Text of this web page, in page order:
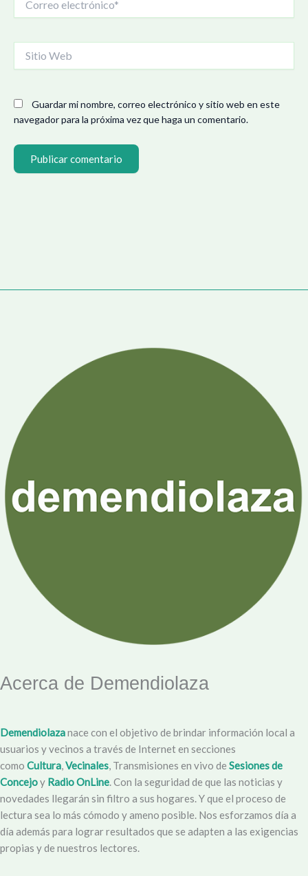
electrónico*
Web
Guardar mi nombre, correo electrónico y sitio web en este
navegador para la próxima vez que haga un comentario.
Acerca de Demendiolaza
Demendiolazanace con el objetivo de brindar información local a
usuarios y vecinos a través de Internet en secciones
como Cultura,Vecinales, Transmisiones en vivo de Sesiones de
Concejoy Radio OnLine. Con la seguridad de que las noticias y
novedades llegarán sin filtro a sus hogares. Y que el proceso de
lectura sea lo más cómodo y ameno posible. Nos esforzamos día a
día además para lograr resultados que se adapten a las exigencias
propias y de nuestros lectores.